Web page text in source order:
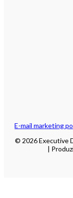
E-mail marketing
© 2026 Executive
|